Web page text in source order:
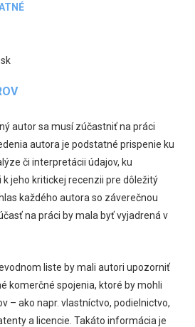
autor sa musí zúčastniť na práci
autora je podstatné prispenie ku
či interpretácii údajov, ku
k jeho kritickej recenzii pre dôležitý
každého autora so záverečnou
na práci by mala byť vyjadrená v
liste by mali autori upozorniť
komerčné spojenia, ktoré by mohli
– ako napr. vlastníctvo, podielnictvo,
a licencie. Takáto informácia je